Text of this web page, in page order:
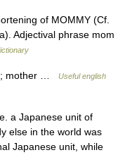
of MOMMY (Cf.
Adjectival phrase mom
mother …
Useful english
a Japanese unit of
else in the world was
Japanese unit, while